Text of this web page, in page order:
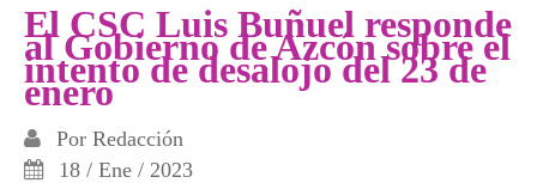
El CSC Luis Buñuel responde
al Gobierno de Azcón sobre el
intento de desalojo del 23 de
enero
Por Redacción
18 / Ene / 2023